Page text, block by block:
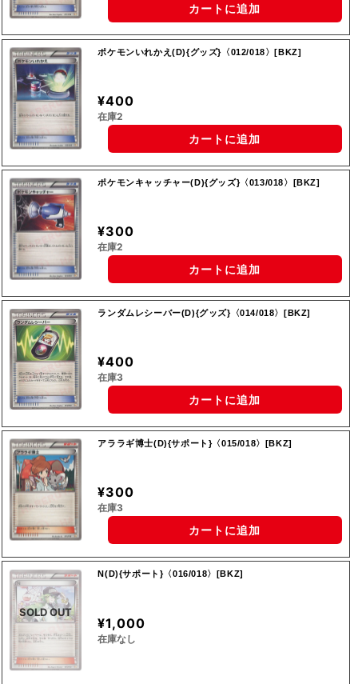
カートに追加
ポケモンいれかえ(D){グッズ}〈012/018〉[BKZ]
¥400
在庫2
カートに追加
ポケモンキャッチャー(D){グッズ}〈013/018〉[BKZ]
¥300
在庫2
カートに追加
ランダムレシーバー(D){グッズ}〈014/018〉[BKZ]
¥400
在庫3
カートに追加
アララギ博士(D){サポート}〈015/018〉[BKZ]
¥300
在庫3
カートに追加
SOLD OUT
N(D){サポート}〈016/018〉[BKZ]
¥1,000
在庫なし